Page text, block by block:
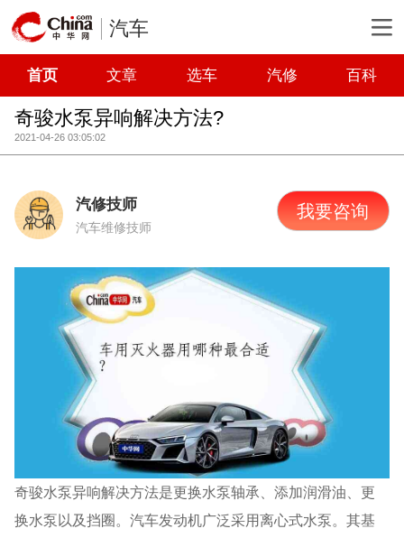
汽车
首页 文章 选车 汽修 百科
奇骏水泵异响解决方法?
2021-04-26 03:05:02
汽修技师
汽车维修技师
我要咨询
奇骏水泵异响解决方法是更换水泵轴承、添加润滑油、更
换水泵以及挡圈。汽车发动机广泛采用离心式水泵。其基